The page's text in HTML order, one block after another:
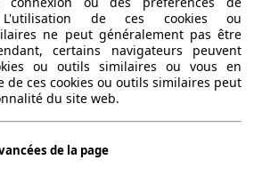
5.2 l/100km
Euro 5
60 l
L'utilisation de ces cookies ou
ne peut généralement pas être
certains navigateurs peuvent
ou outils similaires ou vous en
de ces cookies ou outils similaires peut
du site web.
de la page